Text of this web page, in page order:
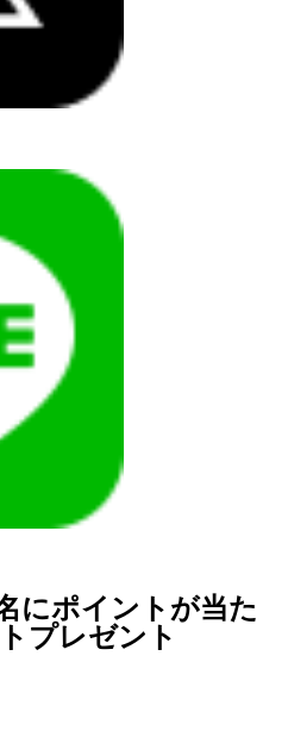
にポイントが当た
プレゼント